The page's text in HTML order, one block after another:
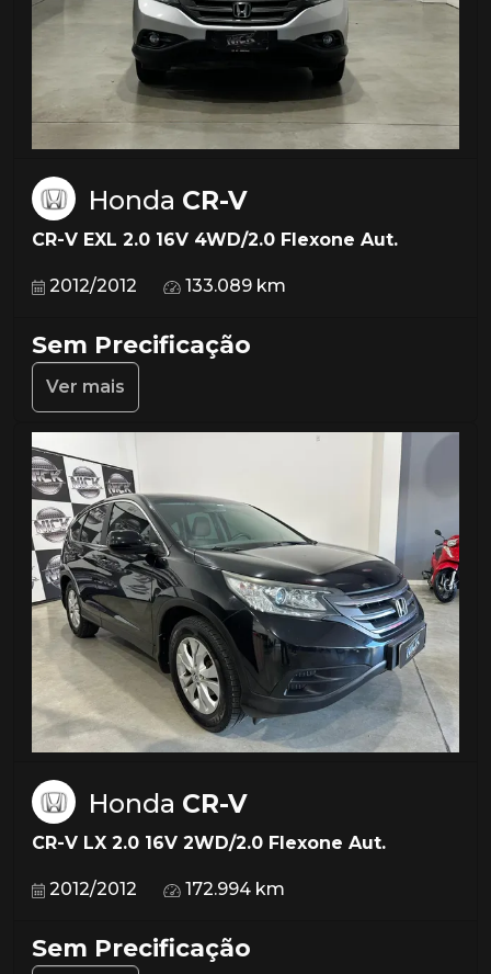
Honda CR-V
CR-V EXL 2.0 16V 4WD/2.0 Flexone Aut.
2012/2012 133.089 km
Sem Precificação
Ver mais
Honda CR-V
CR-V LX 2.0 16V 2WD/2.0 Flexone Aut.
2012/2012 172.994 km
Sem Precificação